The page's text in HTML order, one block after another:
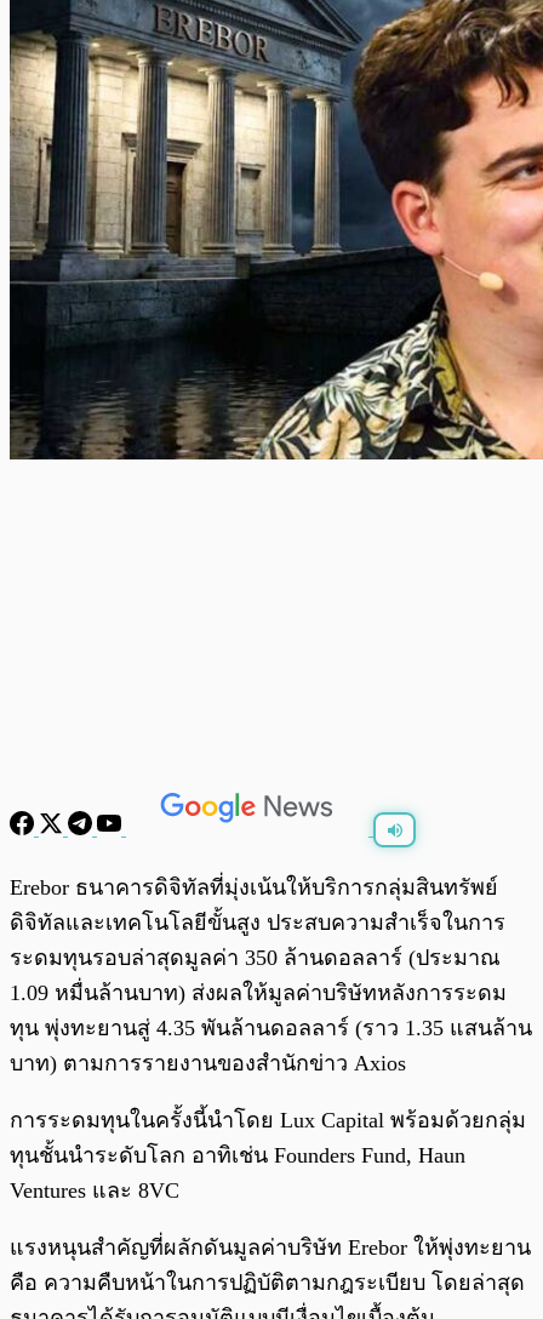
0:00 0:00
Erebor ธนาคารดิจิทัลที่มุ่งเน้นให้บริการกลุ่มสินทรัพย์
ดิจิทัลและเทคโนโลยีขั้นสูง ประสบความสำเร็จในการ
ระดมทุนรอบล่าสุดมูลค่า 350 ล้านดอลลาร์ (ประมาณ
1.09 หมื่นล้านบาท) ส่งผลให้มูลค่าบริษัทหลังการระดม
ทุน พุ่งทะยานสู่ 4.35 พันล้านดอลลาร์ (ราว 1.35 แสนล้าน
บาท) ตามการรายงานของสำนักข่าว Axios
การระดมทุนในครั้งนี้นำโดย Lux Capital พร้อมด้วยกลุ่ม
ทุนชั้นนำระดับโลก อาทิเช่น Founders Fund, Haun
Ventures และ 8VC
แรงหนุนสำคัญที่ผลักดันมูลค่าบริษัท Erebor ให้พุ่งทะยาน
คือ ความคืบหน้าในการปฏิบัติตามกฎระเบียบ โดยล่าสุด